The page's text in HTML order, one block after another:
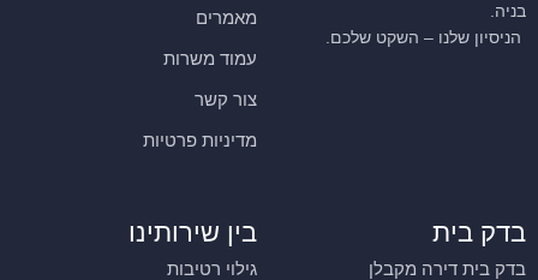
בניה.
הניסיון שלנו – השקט שלכם.
מאמרים
עמוד משרות
צור קשר
מדיניות פרטיות
בדק בית
בדק בית דירה מקבלן
בין שירותינו
גילוי רטיבות